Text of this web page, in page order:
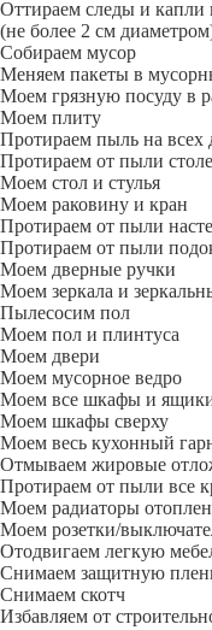
Оттираем следы и капли
(не более 2 см
Собираем мусор
Меняем пакеты в
Моем грязную посуду в
Моем плиту
Протираем пыль на всех
Протираем от пыли
Моем стол и стулья
Моем раковину и кран
Протираем от пыли
Протираем от пыли
Моем дверные ручки
Моем зеркала и
Пылесосим пол
Моем пол и плинтуса
Моем двери
Моем мусорное ведро
Моем все шкафы и
Моем шкафы сверху
Моем весь кухонный
Отмываем жировые
Протираем от пыли все
Моем радиаторы
Моем розетки/
Отодвигаем легкую
Снимаем защитную
Снимаем скотч
Избавляем от